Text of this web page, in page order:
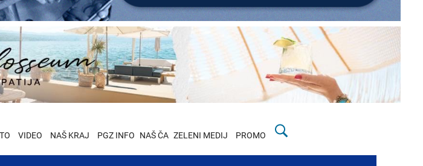
VIDEO NAŠ KRAJ PGZ INFO NAŠ ČA ZELENI MEDIJ PROMO